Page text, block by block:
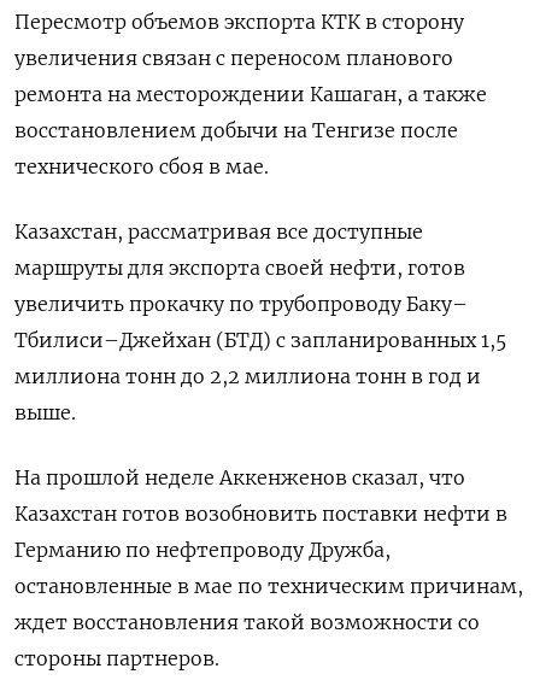
Пересмотр объемов экспорта КТК в сторону
увеличения связан с переносом планового
ремонта на месторождении Кашаган, а также
восстановлением добычи на Тенгизе после
технического сбоя в мае.
Казахстан, рассматривая все доступные
маршруты для экспорта своей нефти, готов
увеличить прокачку по трубопроводу Баку–
Тбилиси–Джейхан (БТД) с запланированных 1,5
миллиона ​тонн до 2,2 миллиона тонн ⁠в год и
выше.
На прошлой неделе Аккенженов сказал, что
Казахстан готов возобновить поставки нефти в
Германию по нефтепроводу Дружба,
остановленные ‌в мае по техническим причинам,
ждет восстановления такой возможности со
стороны партнеров.